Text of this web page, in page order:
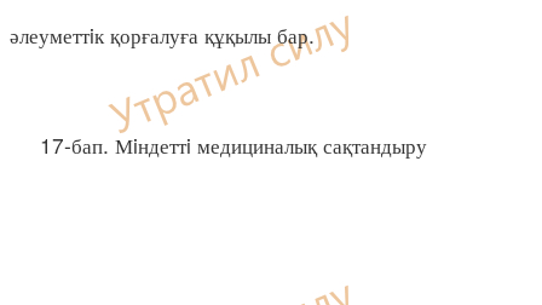
әлеуметтiк қорғалуға құқылы бар.
17-бап. Мiндеттi медициналық сақтандыру